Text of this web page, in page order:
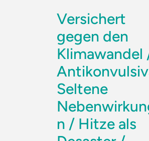
Versichert
gegen den
Klimawandel
Seltene
n / Hitze als